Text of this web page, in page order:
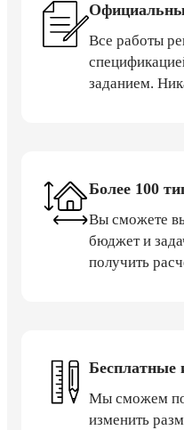
Все работы
заданием.
Более 100
Вы сможете
бюджет и
получить
Бесплатные
Мы сможем
изменить